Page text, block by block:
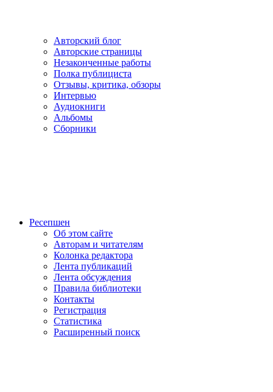
Авторский блог
Авторские страницы
Незаконченные работы
Полка публициста
Отзывы, критика, обзоры
Интервью
Аудиокниги
Альбомы
Сборники
Ресепшен
Об этом сайте
Авторам и читателям
Колонка редактора
Лента публикаций
Лента обсуждения
Правила библиотеки
Контакты
Регистрация
Статистика
Расширенный поиск